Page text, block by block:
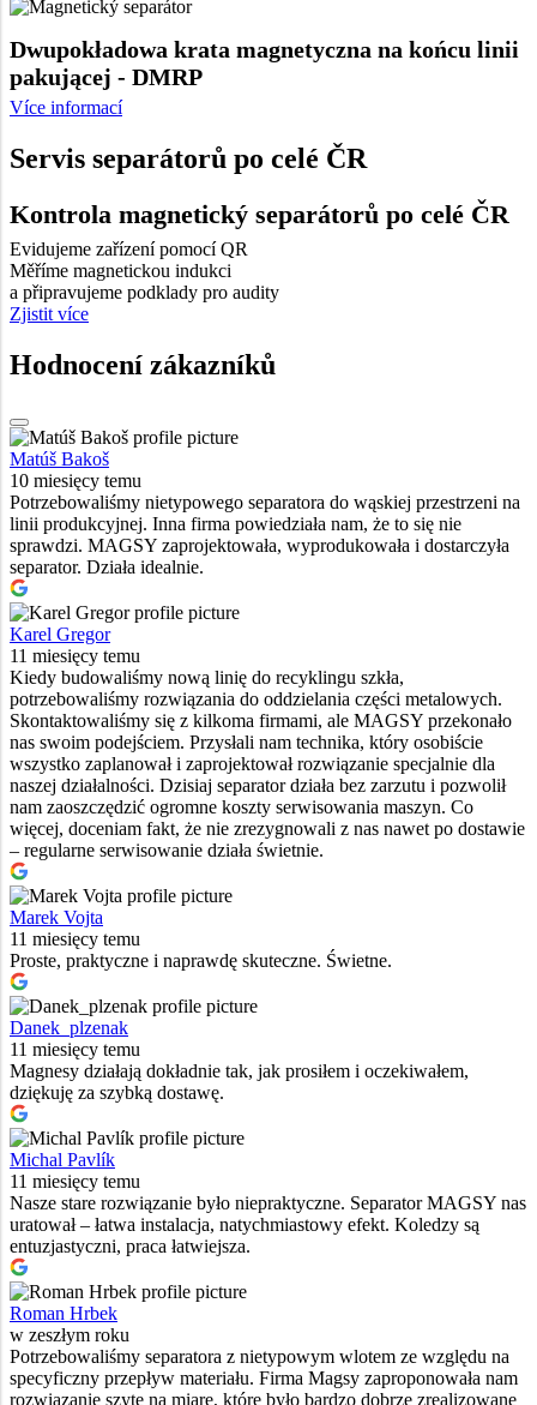
Dwupokładowa krata magnetyczna na końcu linii
pakującej - DMRP
Více informací
Servis separátorů po celé ČR
Kontrola magnetický separátorů po celé ČR
Evidujeme zařízení pomocí QR
Měříme magnetickou indukci
a připravujeme podklady pro audity
Zjistit více
Hodnocení zákazníků
Matúš Bakoš
10 miesięcy temu
Potrzebowaliśmy nietypowego separatora do wąskiej przestrzeni na
linii produkcyjnej. Inna firma powiedziała nam, że to się nie
sprawdzi. MAGSY zaprojektowała, wyprodukowała i dostarczyła
separator. Działa idealnie.
Karel Gregor
11 miesięcy temu
Kiedy budowaliśmy nową linię do recyklingu szkła,
potrzebowaliśmy rozwiązania do oddzielania części metalowych.
Skontaktowaliśmy się z kilkoma firmami, ale MAGSY przekonało
nas swoim podejściem. Przysłali nam technika, który osobiście
wszystko zaplanował i zaprojektował rozwiązanie specjalnie dla
naszej działalności. Dzisiaj separator działa bez zarzutu i pozwolił
nam zaoszczędzić ogromne koszty serwisowania maszyn. Co
więcej, doceniam fakt, że nie zrezygnowali z nas nawet po dostawie
– regularne serwisowanie działa świetnie.
Marek Vojta
11 miesięcy temu
Proste, praktyczne i naprawdę skuteczne. Świetne.
Danek_plzenak
11 miesięcy temu
Magnesy działają dokładnie tak, jak prosiłem i oczekiwałem,
dziękuję za szybką dostawę.
Michal Pavlík
11 miesięcy temu
Nasze stare rozwiązanie było niepraktyczne. Separator MAGSY nas
uratował – łatwa instalacja, natychmiastowy efekt. Koledzy są
entuzjastyczni, praca łatwiejsza.
Roman Hrbek
w zeszłym roku
Potrzebowaliśmy separatora z nietypowym wlotem ze względu na
specyficzny przepływ materiału. Firma Magsy zaproponowała nam
rozwiązanie szyte na miarę, które było bardzo dobrze zrealizowane